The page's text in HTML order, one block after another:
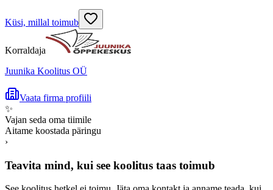
Küsi, millal toimub
Korraldaja
Juunika Koolitus OÜ
Vaata firma profiili
✨
Vajan seda oma tiimile
Aitame koostada päringu
›
Teavita mind, kui see koolitus taas toimub